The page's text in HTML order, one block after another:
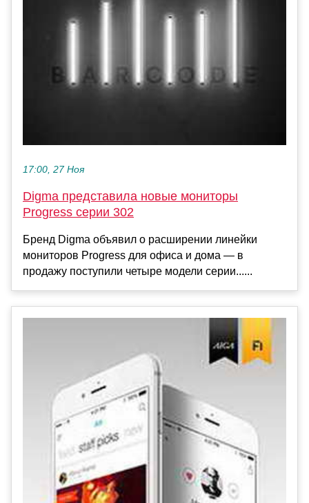
17:00, 27 Ноя
Digma представила новые мониторы
Progress серии 302
Бренд Digma объявил о расширении линейки
мониторов Progress для офиса и дома — в
продажу поступили четыре модели серии......